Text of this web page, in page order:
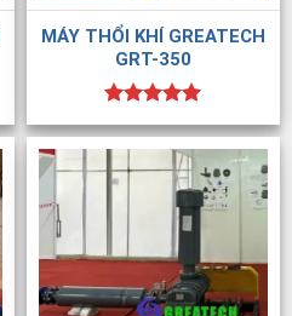
MÁY THỔI KHÍ GREATECH
GRT-350
Được xếp
hạng5.00